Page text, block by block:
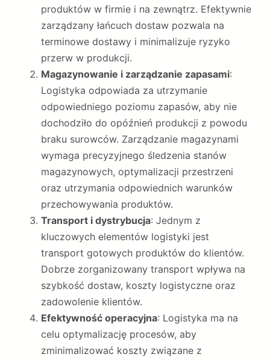
produktów w firmie i na zewnątrz. Efektywnie
zarządzany łańcuch dostaw pozwala na
terminowe dostawy i minimalizuje ryzyko
przerw w produkcji.
Magazynowanie i zarządzanie zapasami:
Logistyka odpowiada za utrzymanie
odpowiedniego poziomu zapasów, aby nie
dochodziło do opóźnień produkcji z powodu
braku surowców. Zarządzanie magazynami
wymaga precyzyjnego śledzenia stanów
magazynowych, optymalizacji przestrzeni
oraz utrzymania odpowiednich warunków
przechowywania produktów.
Transport i dystrybucja: Jednym z
kluczowych elementów logistyki jest
transport gotowych produktów do klientów.
Dobrze zorganizowany transport wpływa na
szybkość dostaw, koszty logistyczne oraz
zadowolenie klientów.
Efektywność operacyjna: Logistyka ma na
celu optymalizację procesów, aby
zminimalizować koszty związane z